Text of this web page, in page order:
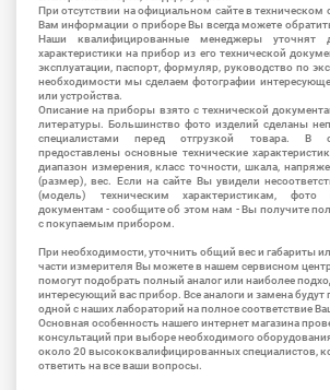
При отсутствии на официальном сайте в техническом
Вам информации о приборе Вы всегда можете
Наши квалифицированные менеджеры уточнят
характеристики на прибор из его технической
эксплуатации, паспорт, формуляр, руководство по
необходимости мы сделаем фотографии
или устройства.
Описание на приборы взято с технической
литературы. Большинство фото изделий сделаны
специалистами перед отгрузкой товара. В
предоставлены основные технические
диапазон измерения, класс точности, шкала,
(размер), вес. Если на сайте Вы увидели
(модель) техническим характеристикам,
документам - сообщите об этом нам - Вы получите
с покупаемым прибором.
При необходимости, уточнить общий вес и габариты
части измерителя Вы можете в нашем сервисном
помогут подобрать полный аналог или наиболее
интересующий вас прибор. Все аналоги и замена будут
одной с наших лабораторий на полное соответствие
Основная особенность нашего интернет магазина
консультаций при выборе необходимого
около 20 высококвалифицированных специалистов,
ответить на все ваши вопросы.